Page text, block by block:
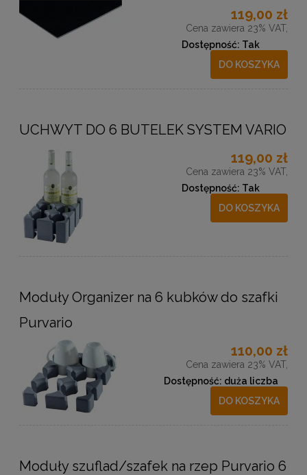
119,00 zł
Cena zawiera 23% VAT,
Dostępność: Tak
DO KOSZYKA
UCHWYT DO 6 BUTELEK SYSTEM VARIO
119,00 zł
Cena zawiera 23% VAT,
Dostępność: Tak
DO KOSZYKA
Moduły Organizer na 6 kubków do szafki
Purvario
110,00 zł
Cena zawiera 23% VAT,
Dostępność: duża liczba
DO KOSZYKA
Moduły szuflad/szafek na rzep Purvario 6